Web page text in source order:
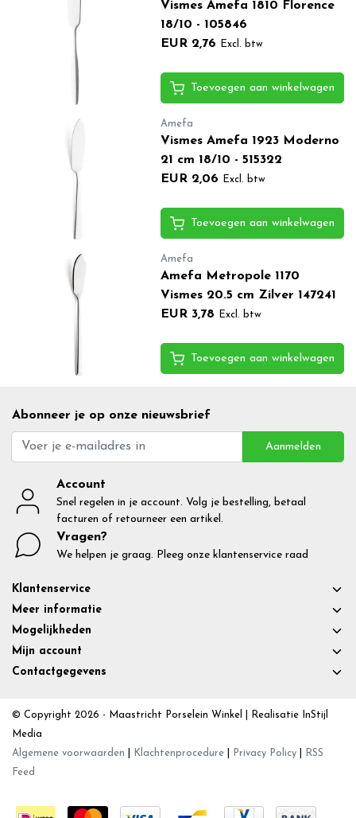
Vismes Amefa 1810 Florence
18/10 - 105846
EUR 2,76
Excl. btw
Toevoegen aan winkelwagen
Amefa
Vismes Amefa 1923 Moderno
21 cm 18/10 - 515322
EUR 2,06
Excl. btw
Toevoegen aan winkelwagen
Amefa
Amefa Metropole 1170
Vismes 20.5 cm Zilver 147241
EUR 3,78
Excl. btw
Toevoegen aan winkelwagen
Abonneer je op onze nieuwsbrief
Aanmelden
Account
Snel regelen in je account. Volg je bestelling, betaal
facturen of retourneer een artikel.
Vragen?
We helpen je graag. Pleeg onze klantenservice raad
Klantenservice
Meer informatie
Mogelijkheden
Mijn account
Contactgegevens
© Copyright 2026 - Maastricht Porselein Winkel | Realisatie InStijl
Media
Algemene voorwaarden
Klachtenprocedure Privacy Policy
RSS
Feed